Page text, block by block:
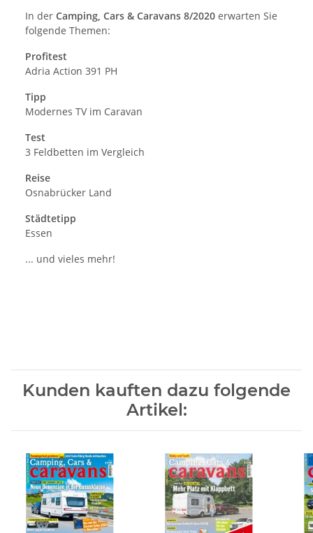
In der Camping, Cars & Caravans 8/2020 erwarten Sie
folgende Themen:
Profitest
Adria Action 391 PH
Tipp
Modernes TV im Caravan
Test
3 Feldbetten im Vergleich
Reise
Osnabrücker Land
Städtetipp
Essen
... und vieles mehr!
Kunden kauften dazu folgende
Artikel: